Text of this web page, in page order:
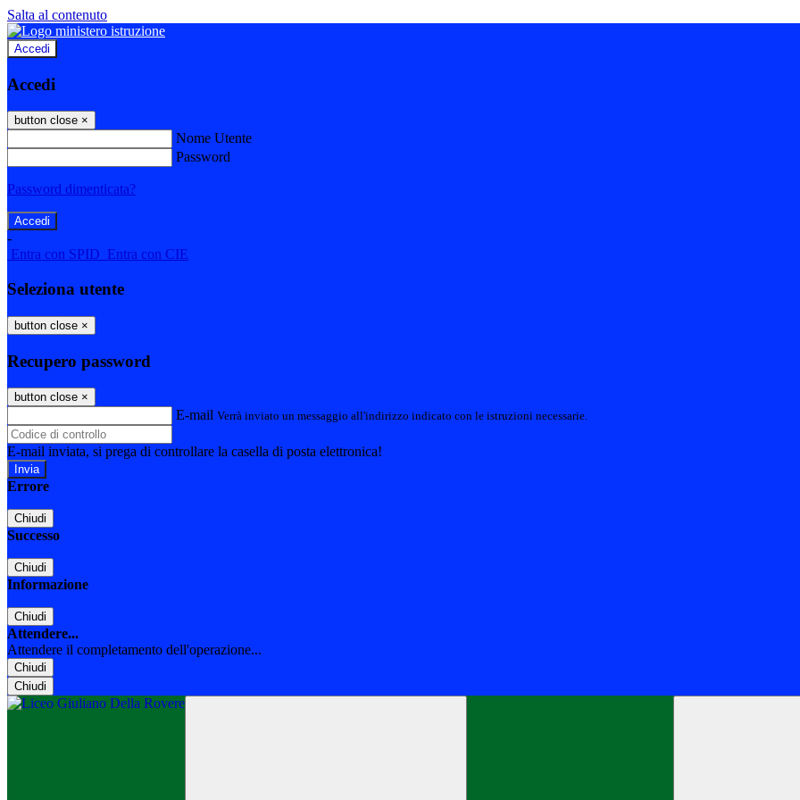
Salta al contenuto
Accedi
Accedi
button close ×
Nome Utente
Password
Password dimenticata?
-
Entra con SPID Entra con CIE
Seleziona utente
button close ×
Recupero password
button close ×
E-mail Verrà inviato un messaggio all'indirizzo indicato con le istruzioni necessarie.
E-mail inviata, si prega di controllare la casella di posta elettronica!
Errore
Chiudi
Successo
Chiudi
Informazione
Chiudi
Attendere...
Attendere il completamento dell'operazione...
Chiudi
Chiudi